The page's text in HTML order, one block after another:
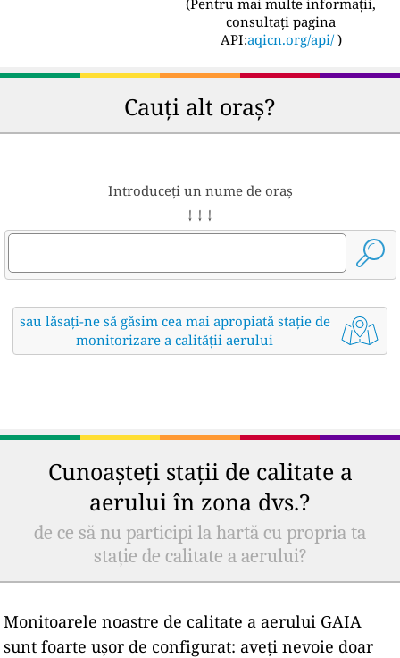
consultați pagina
API:aqicn.org/api/ )
Cauți alt oraș?
Introduceți un nume de oraș
↓ ↓ ↓
sau lăsați-ne să găsim cea mai apropiată stație de
monitorizare a calității aerului
Cunoașteți stații de calitate a
aerului în zona dvs.?
de ce să nu participi la hartă cu propria ta
stație de calitate a aerului?
Monitoarele noastre de calitate a aerului GAIA
sunt foarte ușor de configurat: aveți nevoie doar